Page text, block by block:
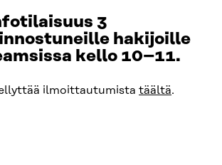
3
hakijoille
kello 10–11.
ilmoittautumista täältä.